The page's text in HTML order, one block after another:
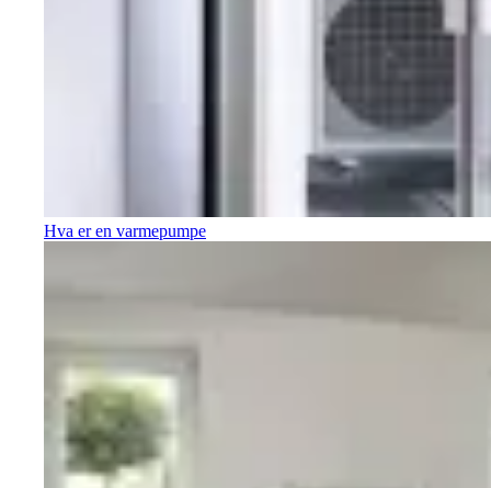
Hva er en varmepumpe